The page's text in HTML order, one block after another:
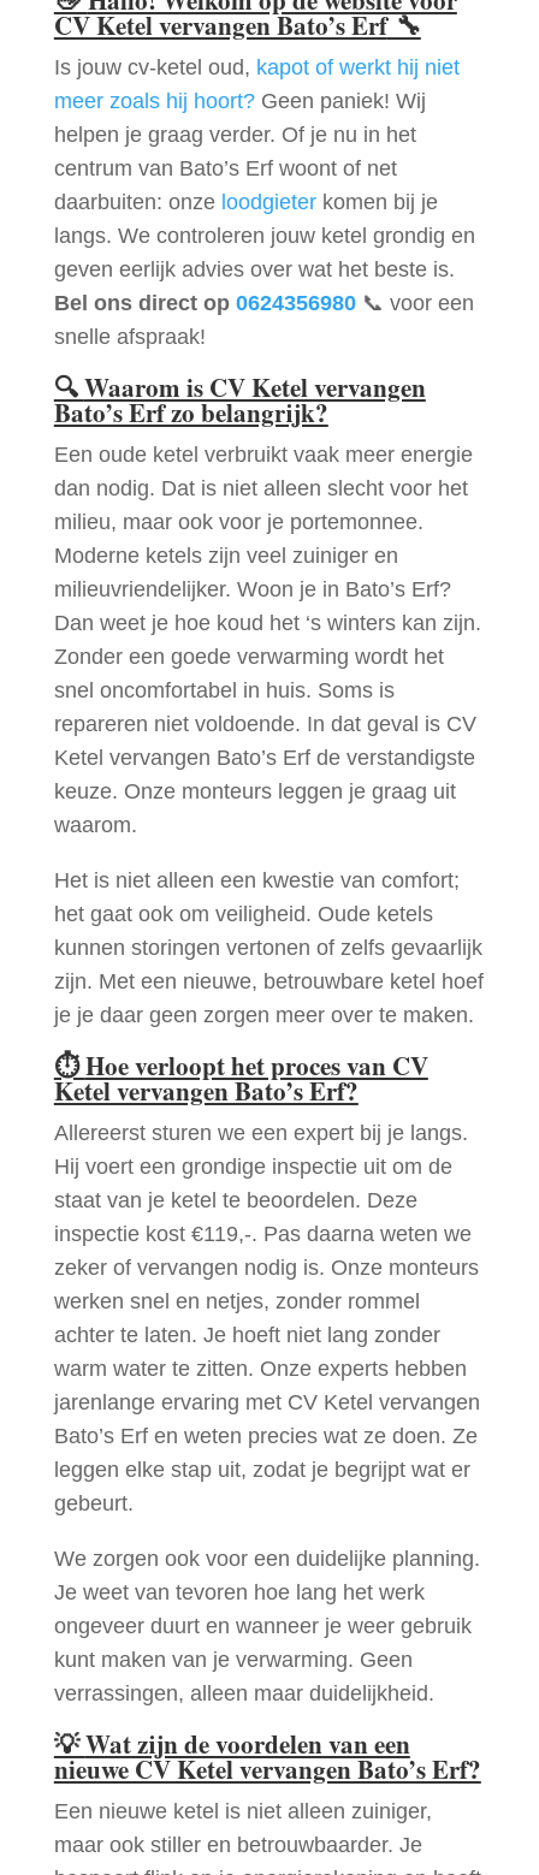
CV Ketel vervangen Bato’s Erf🔧
Is jouw cv-ketel oud, kapot of werkt hij niet
meer zoals hij hoort?Geen paniek! Wij
helpen je graag verder. Of je nu in het
centrum van Bato’s Erf woont of net
daarbuiten: onze loodgieterkomen bij je
langs. We controleren jouw ketel grondig en
geven eerlijk advies over wat het beste is.
Bel ons direct op 0624356980📞 voor een
snelle afspraak!
🔍Waarom is CV Ketel vervangen
Bato’s Erf zo belangrijk?
Een oude ketel verbruikt vaak meer energie
dan nodig. Dat is niet alleen slecht voor het
milieu, maar ook voor je portemonnee.
Moderne ketels zijn veel zuiniger en
milieuvriendelijker. Woon je in Bato’s Erf?
Dan weet je hoe koud het ‘s winters kan zijn.
Zonder een goede verwarming wordt het
snel oncomfortabel in huis. Soms is
repareren niet voldoende. In dat geval is CV
Ketel vervangen Bato’s Erf de verstandigste
keuze. Onze monteurs leggen je graag uit
waarom.
Het is niet alleen een kwestie van comfort;
het gaat ook om veiligheid. Oude ketels
kunnen storingen vertonen of zelfs gevaarlijk
zijn. Met een nieuwe, betrouwbare ketel hoef
je je daar geen zorgen meer over te maken.
⏱Hoe verloopt het proces van CV
Ketel vervangen Bato’s Erf?
Allereerst sturen we een expert bij je langs.
Hij voert een grondige inspectie uit om de
staat van je ketel te beoordelen. Deze
inspectie kost €119,-. Pas daarna weten we
zeker of vervangen nodig is. Onze monteurs
werken snel en netjes, zonder rommel
achter te laten. Je hoeft niet lang zonder
warm water te zitten. Onze experts hebben
jarenlange ervaring met CV Ketel vervangen
Bato’s Erf en weten precies wat ze doen. Ze
leggen elke stap uit, zodat je begrijpt wat er
gebeurt.
We zorgen ook voor een duidelijke planning.
Je weet van tevoren hoe lang het werk
ongeveer duurt en wanneer je weer gebruik
kunt maken van je verwarming. Geen
verrassingen, alleen maar duidelijkheid.
💡Wat zijn de voordelen van een
nieuwe CV Ketel vervangen Bato’s Erf?
Een nieuwe ketel is niet alleen zuiniger,
maar ook stiller en betrouwbaarder. Je